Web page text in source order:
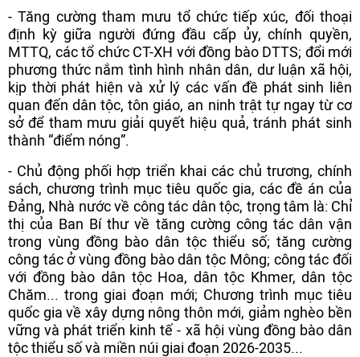
- Tăng cường tham mưu tổ chức tiếp xúc, đối thoại
định kỳ giữa người đứng đầu cấp ủy, chính quyền,
MTTQ, các tổ chức CT-XH với đồng bào DTTS; đổi mới
phương thức nắm tình hình nhân dân, dư luận xã hội,
kịp thời phát hiện và xử lý các vấn đề phát sinh liên
quan đến dân tộc, tôn giáo, an ninh trật tự ngay từ cơ
sở để tham mưu giải quyết hiệu quả, tránh phát sinh
thành “điểm nóng”.
- Chủ động phối hợp triển khai các chủ trương, chính
sách, chương trình mục tiêu quốc gia, các đề án của
Đảng, Nhà nước về công tác dân tộc, trọng tâm là: Chỉ
thị của Ban Bí thư về tăng cường công tác dân vận
trong vùng đồng bào dân tộc thiểu số; tăng cường
công tác ở vùng đồng bào dân tộc Mông; công tác đối
với đồng bào dân tộc Hoa, dân tộc Khmer, dân tộc
Chăm... trong giai đoạn mới; Chương trình mục tiêu
quốc gia về xây dựng nông thôn mới, giảm nghèo bền
vững và phát triển kinh tế - xã hội vùng đồng bào dân
tộc thiểu số và miền núi giai đoạn 2026-2035...